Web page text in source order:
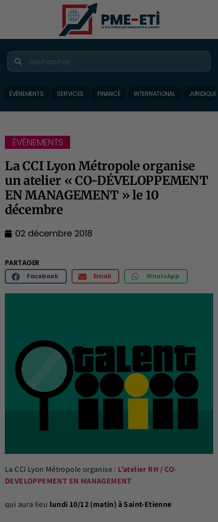
ÉVÈNEMENTS SERVICES FINANCE INTERNATIONAL JURIDIQUE
ÉVÈNEMENTS
La CCI Lyon Métropole organise
un atelier « CO-DÉVELOPPEMENT
EN MANAGEMENT » le 10
décembre
02 décembre 2018
PARTAGER
Facebook Email WhatsApp
La CCI Lyon Métropole organise : L’atelier RH / CO-
DEVELOPPEMENT EN MANAGEMENT
qui aura lieu lundi 10/12 (matin) à Saint-Etienne